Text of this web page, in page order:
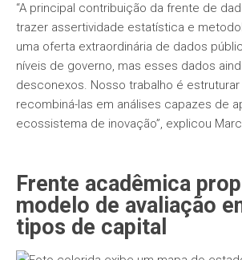
“A principal contribuição da frente de
trazer assertividade estatística e
uma oferta extraordinária de dados
níveis de governo, mas esses dados
desconexos. Nosso trabalho é
recombiná-las em análises capazes de
ecossistema de inovação”, explicou
Frente acadêmica
modelo de avaliação
tipos de capital